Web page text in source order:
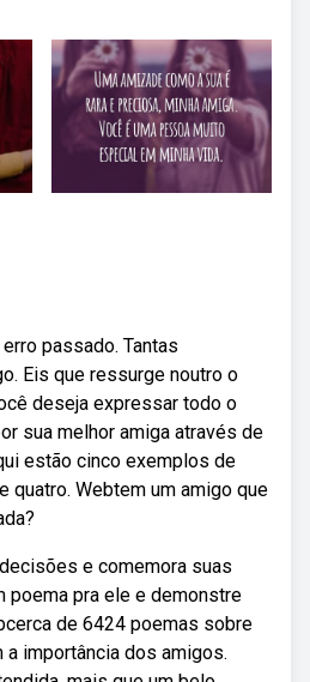
passado. Tantas
Eis que ressurge noutro o
deseja expressar todo o
sua melhor amiga através de
estão cinco exemplos de
quatro. Webtem um amigo que
e comemora suas
poema pra ele e demonstre
de 6424 poemas sobre
importância dos amigos.